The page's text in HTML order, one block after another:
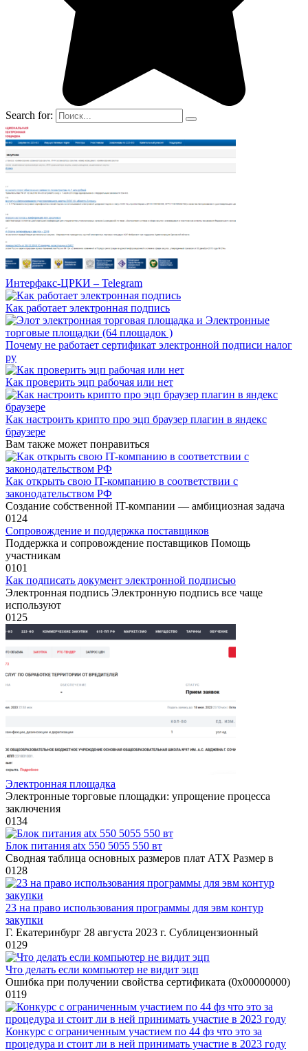
Search for:
Интерфакс-ЦРКИ – Telegram
Как работает электронная подпись
Почему не работает сертификат электронной подписи налог
ру
Как проверить эцп рабочая или нет
Как настроить крипто про эцп браузер плагин в яндекс
браузере
Вам также может понравиться
Как открыть свою IT-компанию в соответствии с
законодательством РФ
Создание собственной IT-компании — амбициозная задача
0124
Сопровождение и поддержка поставщиков
Поддержка и сопровождение поставщиков Помощь
участникам
0101
Как подписать документ электронной подписью
Электронная подпись Электронную подпись все чаще
используют
0125
Электронная площадка
Электронные торговые площадки: упрощение процесса
заключения
0134
Блок питания atx 550 5055 550 вт
Сводная таблица основных размеров плат АТХ Размер в
0128
23 на право использования программы для эвм контур
закупки
Г. Екатеринбург 28 августа 2023 г. Сублицензионный
0129
Что делать если компьютер не видит эцп
Ошибка при получении свойства сертификата (0x00000000)
0119
Конкурс с ограниченным участием по 44 фз что это за
процедура и стоит ли в ней принимать участие в 2023 году